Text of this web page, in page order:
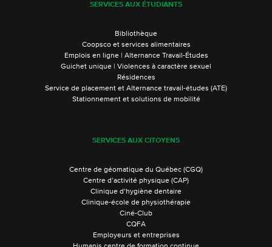
SERVICES AUX ÉTUDIANTS
Bibliothèque
Coopsco et services alimentaires
Emplois en ligne | Alternance Travail-Études
Guichet unique | Violences à caractère sexuel
Résidences
Service de placement et Alternance travail-études (ATE)
Stationnement et solutions de mobilité
SERVICES AUX CITOYENS
Centre de géomatique du Québec (CGQ)
Centre d’activité physique (CAP)
Clinique d’hygiène dentaire
Clinique-école de physiothérapie
Ciné-Club
CQFA
Employeurs et entreprises